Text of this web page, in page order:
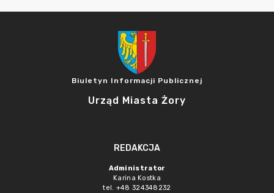
Biuletyn Informacji Publicznej
Urząd Miasta Żory
REDAKCJA
Administrator
Karina Kostka
tel. +48 324348232